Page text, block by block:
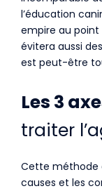
l’éducation
empire au point
évitera aussi
est peut-être
Les 3
traiter
Cette méthode
causes et les